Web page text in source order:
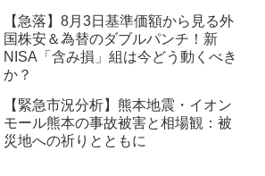
【急落】8月3日基準価額から見る外
国株安＆為替のダブルパンチ！新
NISA「含み損」組は今どう動くべき
か？
【緊急市況分析】熊本地震・イオン
モール熊本の事故被害と相場観：被
災地への祈りとともに